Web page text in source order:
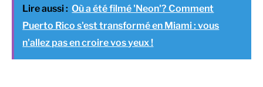
Lire aussi : Où a été filmé 'Neon'? Comment
Puerto Rico s'est transformé en Miami : vous
n'allez pas en croire vos yeux !